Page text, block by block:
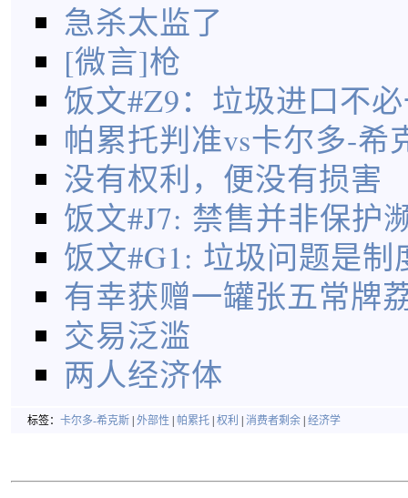
急杀太监了
[微言]枪
饭文#Z9：垃圾进口不
帕累托判准vs卡尔多-希
没有权利，便没有损害
饭文#J7: 禁售并非保护
饭文#G1: 垃圾问题是制
有幸获赠一罐张五常牌
交易泛滥
两人经济体
标签： 卡尔多-希克斯 外部性 帕累托 权利 消费者剩余 经济学